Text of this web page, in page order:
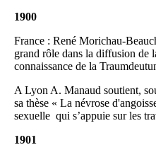
1900
France : René Morichau-
grand rôle dans la diffusion de
connaissance de la
A Lyon A. Manaud soutient,
sa thèse « La névrose
sexuelle qui s’appuie sur les
1901